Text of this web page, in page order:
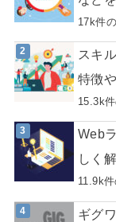
17k件
スキ
特徴
15.3k
Web
しく
11.9k
ギグ